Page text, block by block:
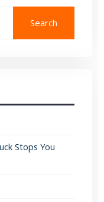
Search
Stops You